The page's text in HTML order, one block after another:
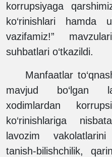
korrupsiyaga
ko‘rinishlari
vazifamiz!”
suhbatlari o‘tkazildi.
Manfaatlar
mavjud bo‘lgan
xodimlardan
ko‘rinishlariga
lavozim
tanish-bilishchilik,